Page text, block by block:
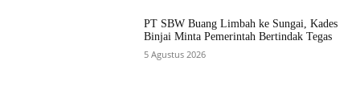
PT SBW Buang Limbah ke Sungai, Kades
Binjai Minta Pemerintah Bertindak Tegas
5 Agustus 2026